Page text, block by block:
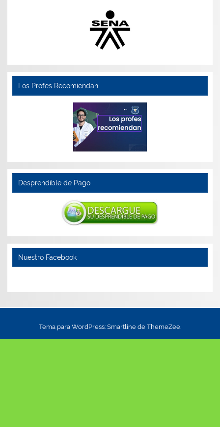
Los Profes Recomiendan
Desprendible de Pago
Nuestro Facebook
Tema para WordPress: Smartline de ThemeZee.